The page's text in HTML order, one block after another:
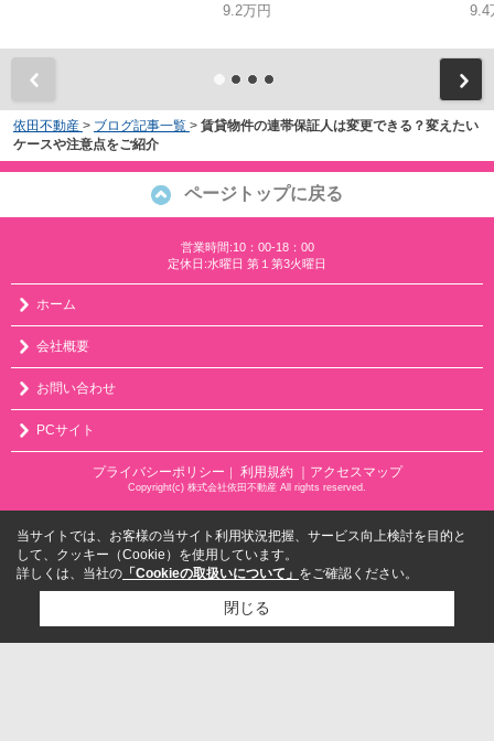
9.2万円
9.4
依田不動産 > ブログ記事一覧 > 賃貸物件の連帯保証人は変更できる？変えたい
ケースや注意点をご紹介
ページトップに戻る
営業時間:10：00-18：00
定休日:水曜日 第１第3火曜日
ホーム
会社概要
お問い合わせ
PCサイト
プライバシーポリシー ｜ 利用規約 ｜アクセスマップ
Copyright(c) 株式会社依田不動産 All rights reserved.
当サイトでは、お客様の当サイト利用状況把握、サービス向上検討を目的と
して、クッキー（Cookie）を使用しています。
詳しくは、当社の 「Cookieの取扱いについて」 をご確認ください。
閉じる